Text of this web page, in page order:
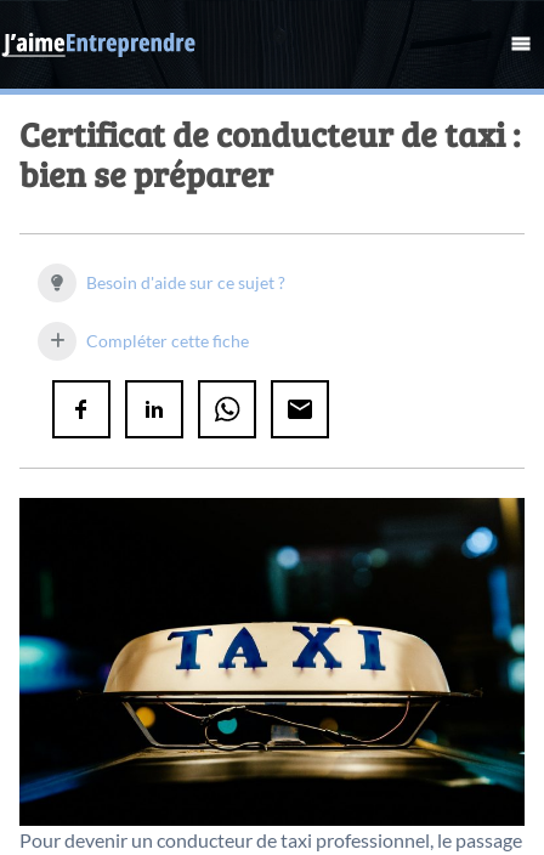
Certificat de conducteur de taxi :
bien se préparer
Besoin d'aide sur ce sujet ?
Compléter cette fiche
Pour devenir un conducteur de taxi professionnel, le passage